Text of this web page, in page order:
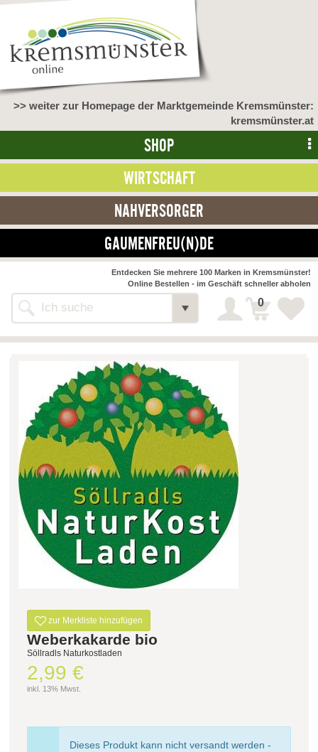
>> weiter zur Homepage der Marktgemeinde Kremsmünster:
kremsmünster.at
SHOP
WIRTSCHAFT
NAHVERSORGER
GAUMENFREU(N)DE
Alle Webseiten
Entdecken Sie mehrere 100 Marken in Kremsmünster!
Online Bestellen - im Geschäft schneller abholen
0
NAHVERSORGER
>> Bauernmarkt << Detail
Bäckerei-Konditorei-Café
Biohof Öllinger Detail
Fleischerei Hüthmayr Detail
Hofladen Hoffelner Detail
Kuglbauer - Familie Bischof
La Toscana Anita Wolf e.U. Detail
Söllradls Naturkostladen Detail
Stiftsgärtnerei Detail
Weinkellerei Stift
Kremsmünster
Detail
KATEGORIE
Filter zurücksetzen
zur Merkliste hinzufügen
Weberkakarde bio
Söllradls Naturkostladen
2,99 €
inkl. 13% Mwst.
Dieses Produkt kann nicht versandt werden -